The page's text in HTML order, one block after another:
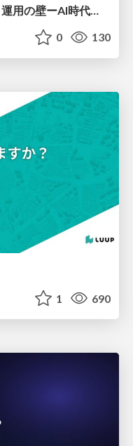
自動化したのに回らないテスト運用の壁ーAI時代の品質責任と生産性
0 130
1 690